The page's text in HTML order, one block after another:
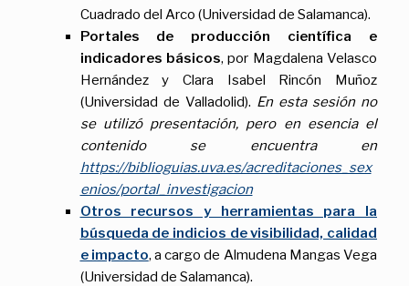
Cuadrado del Arco (Universidad de Salamanca).
Portales de producción científica e
indicadores básicos, por Magdalena Velasco
Hernández y Clara Isabel Rincón Muñoz
(Universidad de Valladolid). En esta sesión no
se utilizó presentación, pero en esencia el
contenido se encuentra en
https://biblioguias.uva.es/acreditaciones_sex
enios/portal_investigacion
Otros recursos y herramientas para la
búsqueda de indicios de visibilidad, calidad
e impacto, a cargo de Almudena Mangas Vega
(Universidad de Salamanca).